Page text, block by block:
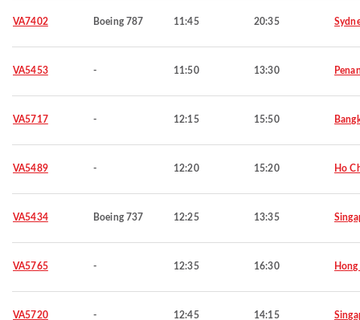
VA7402 Boeing 787 11:45 20:35
VA5453 - 11:50 13:30
VA5717 - 12:15 15:50
VA5489 - 12:20 15:20 Ho
VA5434 Boeing 737 12:25 13:35
VA5765 - 12:35 16:30
VA5720 - 12:45 14:15